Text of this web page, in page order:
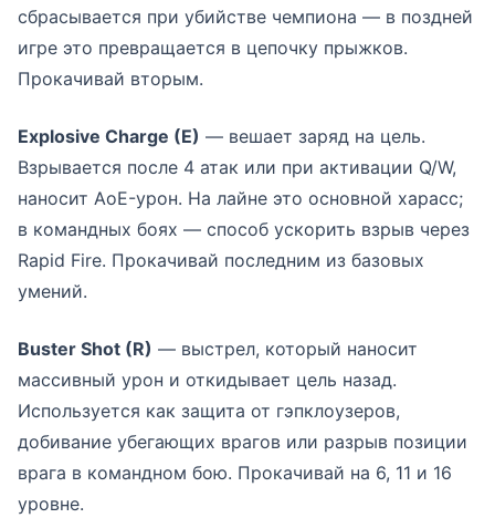
сбрасывается при убийстве чемпиона — в поздней
игре это превращается в цепочку прыжков.
Прокачивай вторым.
Explosive Charge (E) — вешает заряд на цель.
Взрывается после 4 атак или при активации Q/W,
наносит AoE-урон. На лайне это основной харасс;
в командных боях — способ ускорить взрыв через
Rapid Fire. Прокачивай последним из базовых
умений.
Buster Shot (R) — выстрел, который наносит
массивный урон и откидывает цель назад.
Используется как защита от гэпклоузеров,
добивание убегающих врагов или разрыв позиции
врага в командном бою. Прокачивай на 6, 11 и 16
уровне.